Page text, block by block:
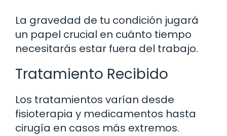
La gravedad de tu condición jugará
un papel crucial en cuánto tiempo
necesitarás estar fuera del trabajo.
Tratamiento Recibido
Los tratamientos varían desde
fisioterapia y medicamentos hasta
cirugía en casos más extremos.